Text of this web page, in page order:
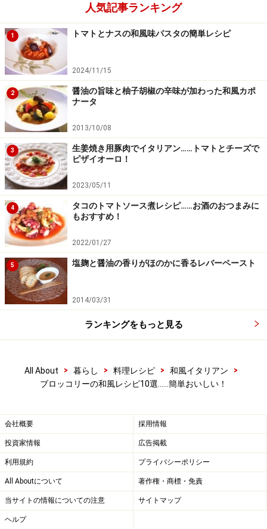
な和風イタリアン「タコとブロッコリーのトマトソース
煮」レシピです。トマトやブロッコリーに含まれるビタ
ミンCでタコに含まれるコラーゲンの吸収が良くなり、
美肌効果が期待できますよ。
簡単おいしい！ にんじんとブロッコリーの
和風サラダ
出典： 人参とブロッコリーの和風サラダ by mirutann [ク
ックパッド] 簡単おいしいみんなのレシピが202万品
クックパットで人気のにんじんとブロッコリーの和風サ
ラダです。にんじんが予想以上においしくなって、にん
じんが苦手な人でもおいしく食べられる簡単レシピにな
っています。多くの人がつくれぽでおいしいと絶賛して
いますよ。
豆乳と白味噌で作る和風カルボナーラレシ
ピ……簡単おいしい！
| レシピブログ - 料理ブログのレシピ満載！へ
カルボナーラじゃないけどカルボナーラと同じぐらいコ
クと甘味がしっかり付いてる豆乳と白味噌の和風カルボ
ナーラレシピです。作り方だってカルボナーラと一緒！
違うのはソースだけ。ブロッコリー、玉ねぎ、ベーコン
を入れて召し上がれ。
人気記事ランキング
1 トマトとナスの和風味パスタの簡単レシピ
2024/11/15
2
醤油の旨味と柚子胡椒の辛味が加わった和風カポ
ナータ
2013/10/08
3
生姜焼き用豚肉でイタリアン……トマトとチーズで
ピザイオーロ！
2023/05/11
4
タコのトマトソース煮レシピ……お酒のおつまみに
もおすすめ！
2022/01/27
5 塩麹と醤油の香りがほのかに香るレバーペースト
2014/03/31
ランキングをもっと見る
All About > 暮らし > 料理レシピ > 和風イタリアン
>
ブロッコリーの和風レシピ10選……簡単おいしい！
会社概要 採用情報
投資家情報 広告掲載
利用規約 プライバシーポリシー
All Aboutについて 著作権・商標・免責
当サイトの情報についての注意 サイトマップ
ヘルプ